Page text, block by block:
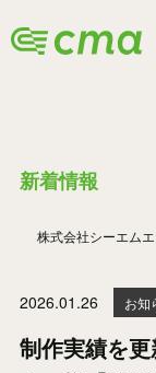
新着情報
株式会社シーエム
2026.01.26 お知
制作実績を